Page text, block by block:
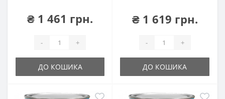
₴ 1 461 грн.
- +
ДО КОШИКА
₴ 1 619 грн.
- +
ДО КОШИКА